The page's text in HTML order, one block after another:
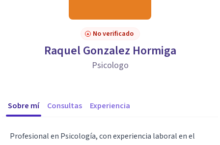
No verificado
Raquel Gonzalez Hormiga
Psicologo
Sobre mí Consultas Experiencia
Profesional en Psicología, con experiencia laboral en el